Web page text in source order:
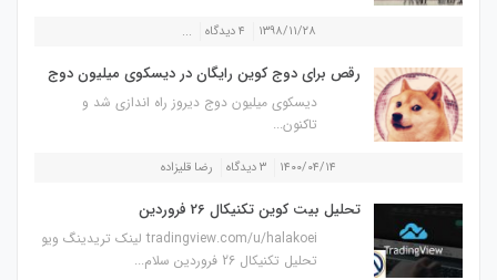
۱۳۹۸/۱۱/۲۸ ۴ دیدگاه ...
رقص برای دوج کوین رایگان در دیسکوی میلیون دوج
دیسکوی میلیون دوج دیروز راه اندازی شد و
تاکنون...
۱۴۰۰/۰۴/۱۴ ۳ دیدگاه رضا قلیزاده
تحلیل بیت کوین تکنیکال 26 فروردین
tradingview.com/u/halakoei لینک تریدینگ ویو
تحلیل تکنیکال 26 فروردین سلام...